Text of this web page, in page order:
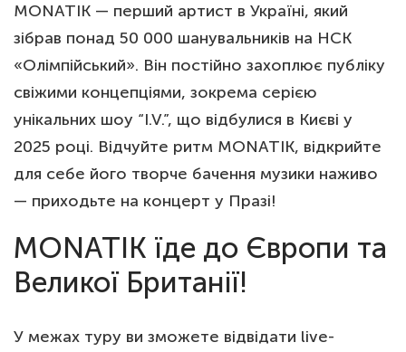
MONATIK — перший артист в Україні, який
зібрав понад 50 000 шанувальників на НСК
«Олімпійський». Він постійно захоплює публіку
свіжими концепціями, зокрема серією
унікальних шоу “I.V.”, що відбулися в Києві у
2025 році. Відчуйте ритм MONATIK, відкрийте
для себе його творче бачення музики наживо
— приходьте на концерт у Празі!
MONATIK їде до Європи та
Великої Британії!
У межах туру ви зможете відвідати live-